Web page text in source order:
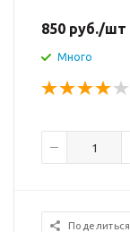
850 руб./шт
Много
Поделиться